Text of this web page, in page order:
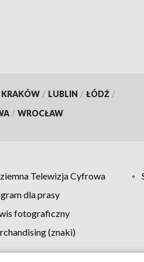
KRAKÓW / LUBLIN / ŁÓDŹ /
/ WROCŁAW
Telewizja Cyfrowa
dla prasy
fotograficzny
(znaki)